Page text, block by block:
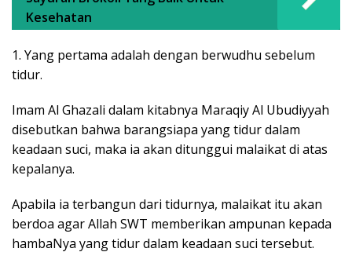
Kesehatan
1. Yang pertama adalah dengan berwudhu sebelum
tidur.
Imam Al Ghazali dalam kitabnya Maraqiy Al Ubudiyyah
disebutkan bahwa barangsiapa yang tidur dalam
keadaan suci, maka ia akan ditunggui malaikat di atas
kepalanya.
Apabila ia terbangun dari tidurnya, malaikat itu akan
berdoa agar Allah SWT memberikan ampunan kepada
hambaNya yang tidur dalam keadaan suci tersebut.